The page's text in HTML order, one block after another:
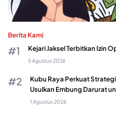
Berita Kami
Kejari Jaksel Terbitkan Izin
5 Agustus 2026
Kubu Raya Perkuat
Usulkan Embung Darurat
1 Agustus 2026